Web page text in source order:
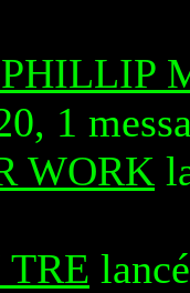
1
WORK